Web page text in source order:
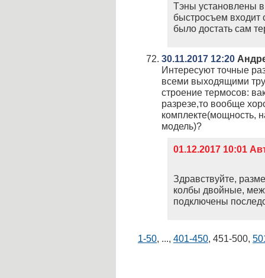
Тэны установлены
быстросъем
было достать сам
30.11.2017 12:20
Интересуют точные
всеми выходящими
строение термосов:
разрезе,то вообще
комплекте(мощность,
модель)?
01.12.2017 10:01
Здравствуйте,
колбы двойные,
подключены
1-50, ..., 401-450, 451-500,